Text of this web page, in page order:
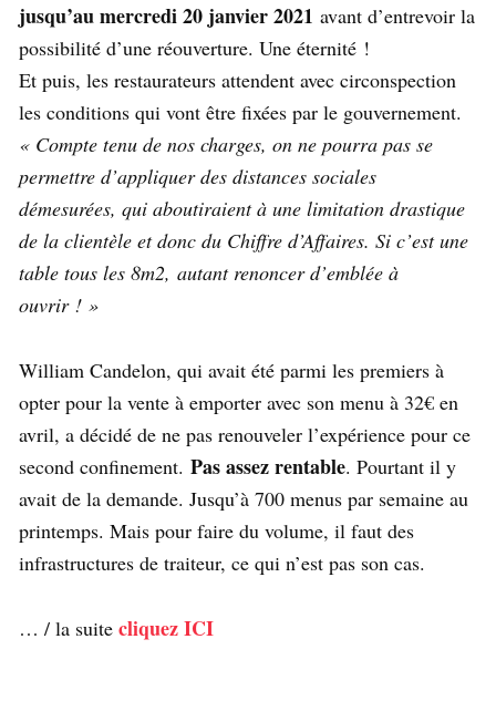
jusqu’au mercredi 20 janvier 2021 avant d’entrevoir la
possibilité d’une réouverture. Une éternité !
Et puis, les restaurateurs attendent avec circonspection
les conditions qui vont être fixées par le gouvernement.
« Compte tenu de nos charges, on ne pourra pas se
permettre d’appliquer des distances sociales
démesurées, qui aboutiraient à une limitation drastique
de la clientèle et donc du Chiffre d’Affaires. Si c’est une
table tous les 8m2, autant renoncer d’emblée à
ouvrir ! »
William Candelon, qui avait été parmi les premiers à
opter pour la vente à emporter avec son menu à 32€ en
avril, a décidé de ne pas renouveler l’expérience pour ce
second confinement. Pas assez rentable. Pourtant il y
avait de la demande. Jusqu’à 700 menus par semaine au
printemps. Mais pour faire du volume, il faut des
infrastructures de traiteur, ce qui n’est pas son cas.
… / la suite cliquez ICI